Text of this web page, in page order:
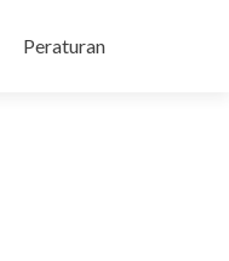
Peraturan